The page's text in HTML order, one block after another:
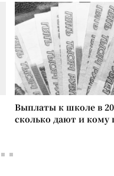
Выплаты к школе в
сколько дают и